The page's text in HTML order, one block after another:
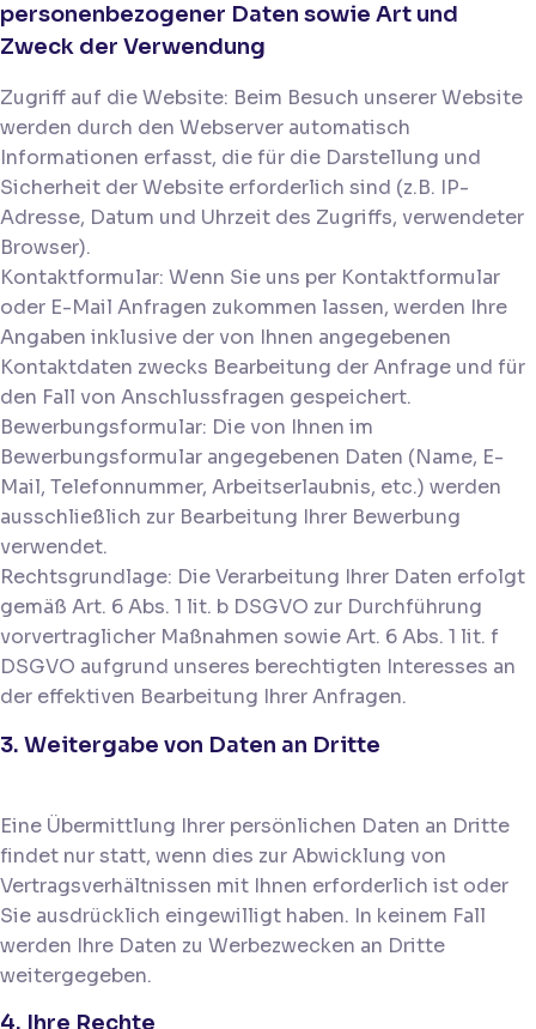
personenbezogener Daten sowie Art und
Zweck der Verwendung
Zugriff auf die Website: Beim Besuch unserer Website
werden durch den Webserver automatisch
Informationen erfasst, die für die Darstellung und
Sicherheit der Website erforderlich sind (z.B. IP-
Adresse, Datum und Uhrzeit des Zugriffs, verwendeter
Browser).
Kontaktformular: Wenn Sie uns per Kontaktformular
oder E-Mail Anfragen zukommen lassen, werden Ihre
Angaben inklusive der von Ihnen angegebenen
Kontaktdaten zwecks Bearbeitung der Anfrage und für
den Fall von Anschlussfragen gespeichert.
Bewerbungsformular: Die von Ihnen im
Bewerbungsformular angegebenen Daten (Name, E-
Mail, Telefonnummer, Arbeitserlaubnis, etc.) werden
ausschließlich zur Bearbeitung Ihrer Bewerbung
verwendet.
Rechtsgrundlage: Die Verarbeitung Ihrer Daten erfolgt
gemäß Art. 6 Abs. 1 lit. b DSGVO zur Durchführung
vorvertraglicher Maßnahmen sowie Art. 6 Abs. 1 lit. f
DSGVO aufgrund unseres berechtigten Interesses an
der effektiven Bearbeitung Ihrer Anfragen.
3. Weitergabe von Daten an Dritte
Eine Übermittlung Ihrer persönlichen Daten an Dritte
findet nur statt, wenn dies zur Abwicklung von
Vertragsverhältnissen mit Ihnen erforderlich ist oder
Sie ausdrücklich eingewilligt haben. In keinem Fall
werden Ihre Daten zu Werbezwecken an Dritte
weitergegeben.
4. Ihre Rechte